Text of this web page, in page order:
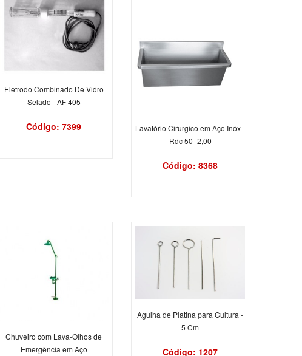
Eletrodo Combinado De Vidro
Selado - AF 405
Código: 7399
Lavatório Cirurgico em Aço Inóx -
Rdc 50 -2,00
Código: 8368
Chuveiro com Lava-Olhos de
Emergência em Aço
Agulha de Platina para Cultura -
5 Cm
Código: 1207